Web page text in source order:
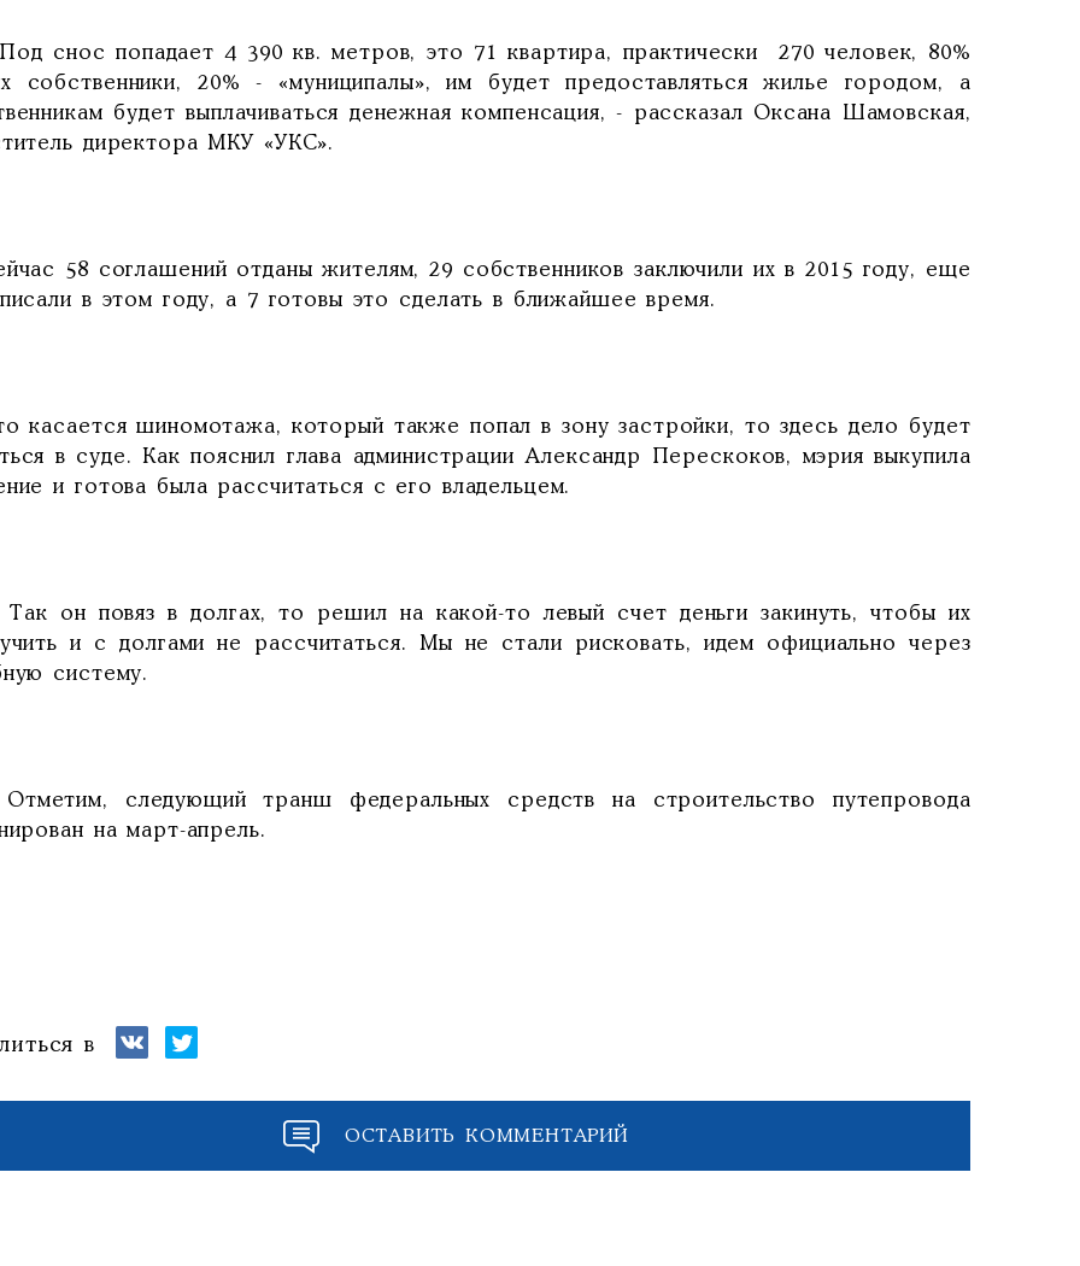
снос попадает 4 390 кв. метров, это 71 квартира, практически 270 человек, 80%
собственники, 20% - «муниципалы», им будет предоставляться жилье городом, а
будет выплачиваться денежная компенсация, - рассказал Оксана Шамовская,
директора МКУ «УКС».
58 соглашений отданы жителям, 29 собственников заключили их в 2015 году, еще
в этом году, а 7 готовы это сделать в ближайшее время.
шиномотажа, который также попал в зону застройки, то здесь дело будет
в суде. Как пояснил глава администрации Александр Перескоков, мэрия выкупила
и готова была рассчитаться с его владельцем.
он повяз в долгах, то решил на какой-то левый счет деньги закинуть, чтобы их
и с долгами не рассчитаться. Мы не стали рисковать, идем официально через
систему.
следующий транш федеральных средств на строительство путепровода
на март-апрель.
в
ОСТАВИТЬ КОММЕНТАРИЙ